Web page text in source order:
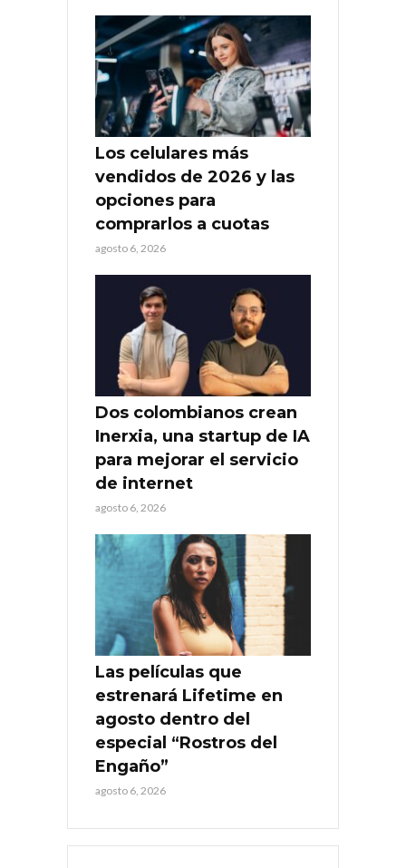
Los celulares más
vendidos de 2026 y las
opciones para
comprarlos a cuotas
agosto 6, 2026
Dos colombianos crean
Inerxia, una startup de IA
para mejorar el servicio
de internet
agosto 6, 2026
Las películas que
estrenará Lifetime en
agosto dentro del
especial “Rostros del
Engaño”
agosto 6, 2026